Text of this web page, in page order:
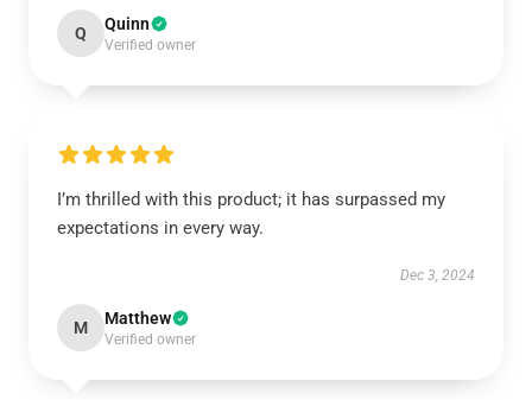
Q Quinn
Verified owner
I’m thrilled with this product; it has surpassed my
expectations in every way.
Dec 3, 2024
M Matthew
Verified owner